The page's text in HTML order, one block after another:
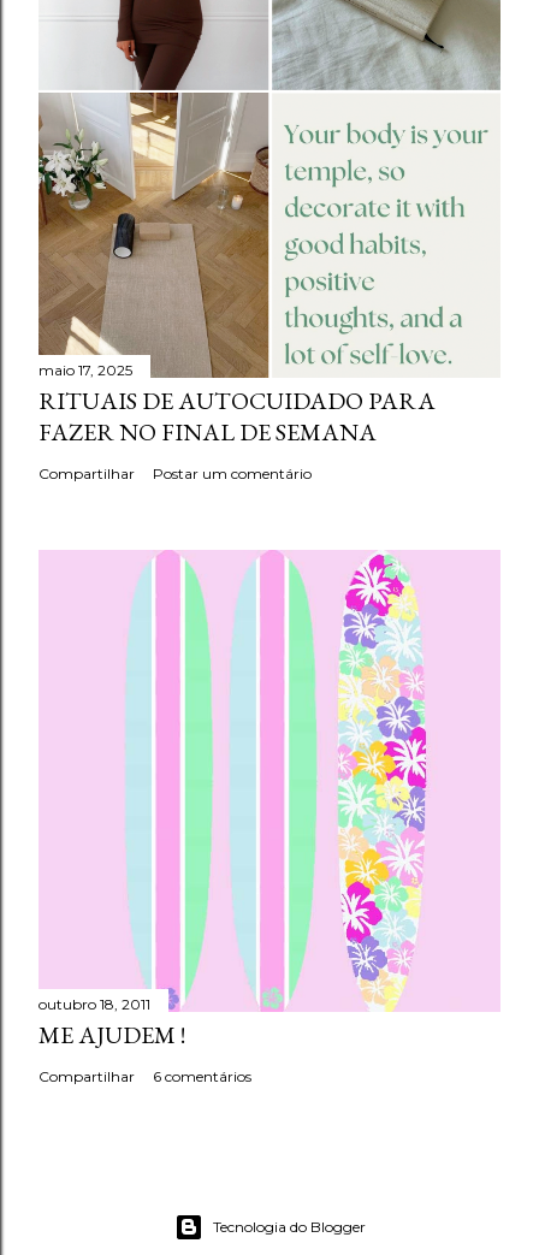
maio 17, 2025
RITUAIS DE AUTOCUIDADO PARA
FAZER NO FINAL DE SEMANA
Compartilhar Postar um comentário
outubro 18, 2011
ME AJUDEM !
Compartilhar 6 comentários
Tecnologia do Blogger